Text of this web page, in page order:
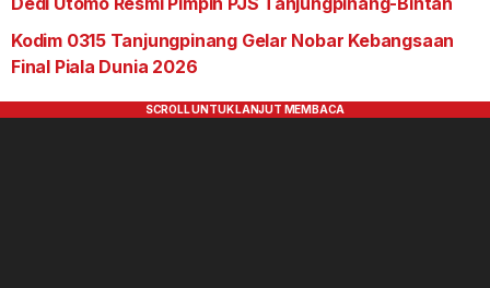
Kodim 0315 Tanjungpinang Gelar Nobar Kebangsaan
Final Piala Dunia 2026